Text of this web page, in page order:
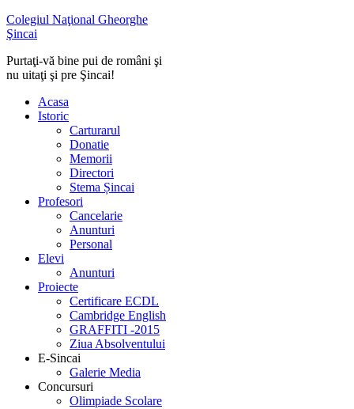
Colegiul Naţional Gheorghe
Şincai
Purtaţi-vă bine pui de români şi
nu uitaţi şi pre Şincai!
Acasa
Istoric
Carturarul
Donatie
Memorii
Directori
Stema Șincai
Profesori
Cancelarie
Anunturi
Personal
Elevi
Anunturi
Proiecte
Certificare ECDL
Cambridge English
GRAFFITI -2015
Ziua Absolventului
E-Sincai
Galerie Media
Concursuri
Olimpiade Scolare